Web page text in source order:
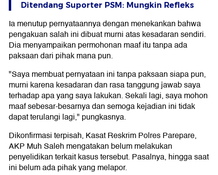
Ditendang Suporter PSM: Mungkin Refleks
Ia menutup pernyataannya dengan menekankan bahwa
pengakuan salah ini dibuat murni atas kesadaran sendiri.
Dia menyampaikan permohonan maaf itu tanpa ada
paksaan dari pihak mana pun.
"Saya membuat pernyataan ini tanpa paksaan siapa pun,
murni karena kesadaran dan rasa tanggung jawab saya
terhadap apa yang saya lakukan. Sekali lagi, saya mohon
maaf sebesar-besarnya dan semoga kejadian ini tidak
dapat terulangi lagi," pungkasnya.
Dikonfirmasi terpisah, Kasat Reskrim Polres Parepare,
AKP Muh Saleh mengatakan belum melakukan
penyelidikan terkait kasus tersebut. Pasalnya, hingga saat
ini belum ada pihak yang melapor.